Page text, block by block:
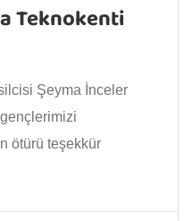
Teknokenti
Şeyma İnceler
ötürü teşekkür